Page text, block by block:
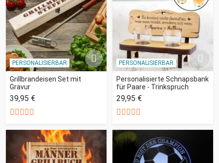
PERSONALISIERBAR
Grillbrandeisen Set mit
Gravur
39,95 €
PERSONALISIERBAR
Personalisierte Schnapsbank
für Paare - Trinkspruch
29,95 €